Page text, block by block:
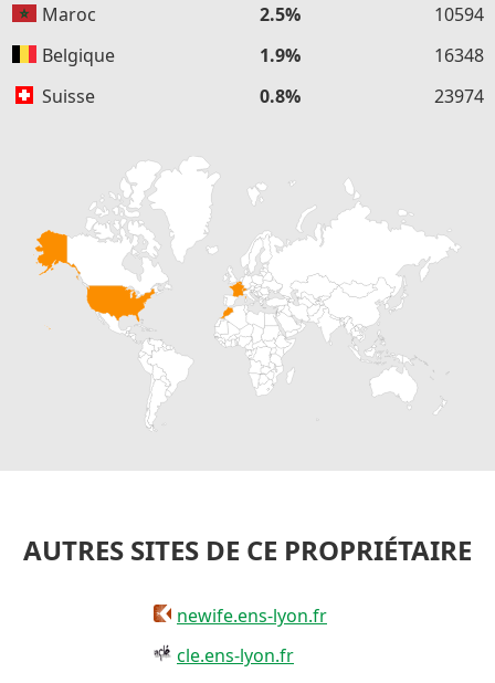
Maroc
2.5%
10594
Belgique
1.9%
16348
Suisse
0.8% 23974
AUTRES SITES DE CE PROPRIÉTAIRE
newife.ens-lyon.fr
cle.ens-lyon.fr